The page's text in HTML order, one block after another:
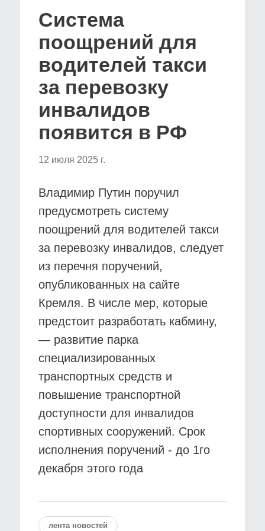
Система
поощрений для
водителей такси
за перевозку
инвалидов
появится в РФ
12 июля 2025 г.
Владимир Путин поручил
предусмотреть систему
поощрений для водителей такси
за перевозку инвалидов, следует
из перечня поручений,
опубликованных на сайте
Кремля. В числе мер, которые
предстоит разработать кабмину,
— развитие парка
специализированных
транспортных средств и
повышение транспортной
доступности для инвалидов
спортивных сооружений. Срок
исполнения поручений - до 1го
декабря этого года
лента новостей